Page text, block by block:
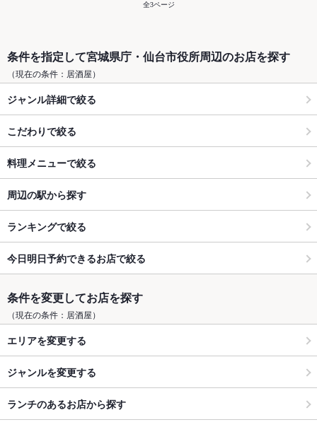
全3ページ
条件を指定して宮城県庁・仙台市役所周辺のお店を探す
（現在の条件：居酒屋）
ジャンル詳細で絞る
こだわりで絞る
料理メニューで絞る
周辺の駅から探す
ランキングで絞る
今日明日予約できるお店で絞る
条件を変更してお店を探す
（現在の条件：居酒屋）
エリアを変更する
ジャンルを変更する
ランチのあるお店から探す